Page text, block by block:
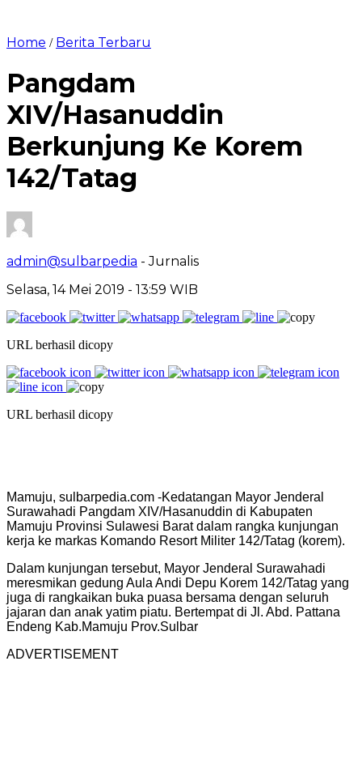
Home / Berita Terbaru
Pangdam
XIV/Hasanuddin
Berkunjung Ke Korem
142/Tatag
admin@sulbarpedia - Jurnalis
Selasa, 14 Mei 2019 - 13:59 WIB
URL berhasil dicopy
URL berhasil dicopy
Mamuju, sulbarpedia.com -Kedatangan Mayor Jenderal
Surawahadi Pangdam XIV/Hasanuddin di Kabupaten
Mamuju Provinsi Sulawesi Barat dalam rangka kunjungan
kerja ke markas Komando Resort Militer 142/Tatag (korem).
Dalam kunjungan tersebut, Mayor Jenderal Surawahadi
meresmikan gedung Aula Andi Depu Korem 142/Tatag yang
juga di rangkaikan buka puasa bersama dengan seluruh
jajaran dan anak yatim piatu. Bertempat di Jl. Abd. Pattana
Endeng Kab.Mamuju Prov.Sulbar
ADVERTISEMENT